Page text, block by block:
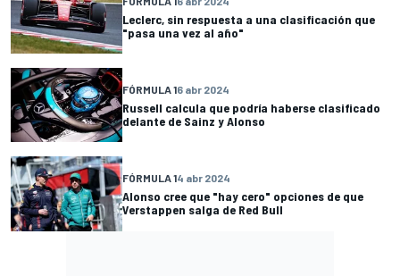
Leclerc, sin respuesta a una clasificación que
"pasa una vez al año"
FÓRMULA 16 abr 2024
Russell calcula que podría haberse clasificado
delante de Sainz y Alonso
FÓRMULA 14 abr 2024
Alonso cree que "hay cero" opciones de que
Verstappen salga de Red Bull